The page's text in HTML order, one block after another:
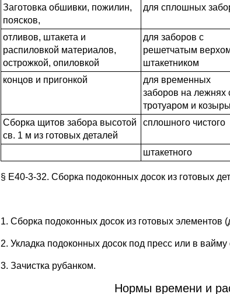
Заготовка обшивки, пожилин,
поясков,
для сплошных
отливов, штакета и
распиловкой материалов,
острожкой, опиловкой
для заборов с
решетчатым
штакетником
концов и пригонкой
для временных
заборов на лежнях
тротуаром и
Сборка щитов забора высотой
св. 1 м из готовых деталей
сплошного чистого
штакетного
§ Е40-3-32. Сборка подоконных досок из готовых
1. Сборка подоконных досок из готовых элементов
2. Укладка подоконных досок под пресс или в
3. Зачистка рубанком.
Нормы времени и